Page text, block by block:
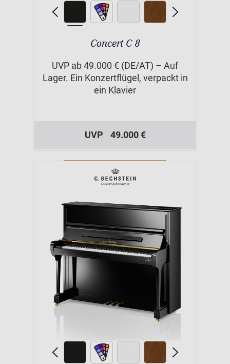
Concert C 8
UVP ab 49.000 € (DE/AT) – Auf
Lager. Ein Konzertflügel, verpackt in
ein Klavier
UVP 49.000 €